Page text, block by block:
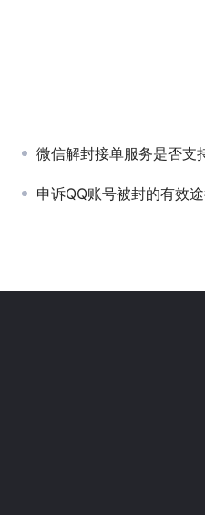
微信解封接单服务是否支持
申诉QQ账号被封的有效